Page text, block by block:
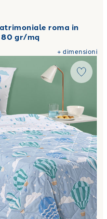
roma in
80 gr/mq
+dimensioni
star in Cotone 80 gr/mq